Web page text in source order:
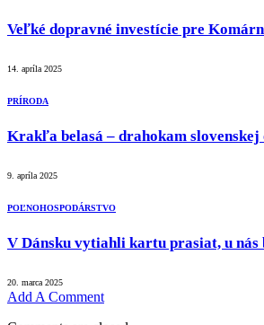
Veľké dopravné investície pre
14. apríla 2025
PRÍRODA
Krakľa belasá – drahokam
9. apríla 2025
POĽNOHOSPODÁRSTVO
V Dánsku vytiahli kartu prasiat, u
20. marca 2025
Add A Comment